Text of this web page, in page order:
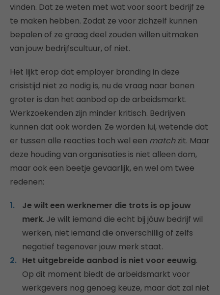
vinden. Dat ze weten met wat voor soort bedrijf ze
te maken hebben. Zodat ze voor zichzelf kunnen
bepalen of ze graag deel zouden willen uitmaken
van jouw bedrijfscultuur, of niet.
Het lijkt erop dat employer branding in deze
crisistijd niet zo nodig is, nu de vraag naar banen
groter is dan het aanbod op de arbeidsmarkt.
Werkzoekenden zijn minder kritisch. Bedrijven
kunnen dat ook worden. Ze worden lui, wetende dat
er tussen alle reacties toch wel een matchzit. Maar
deze houding van organisaties is niet alleen dom,
maar ook een beetje gevaarlijk, en wel om twee
redenen:
Je wilt een werknemer die trots is op jouw
merk. Je wilt iemand die echt bij jóuw bedrijf wil
werken, niet iemand die onverschillig of zelfs
negatief tegenover jouw merk staat.
Het uitgebreide aanbod is niet voor eeuwig.
Op dit moment biedt de arbeidsmarkt voor
werkgevers nog genoeg keuze, maar dat zal niet